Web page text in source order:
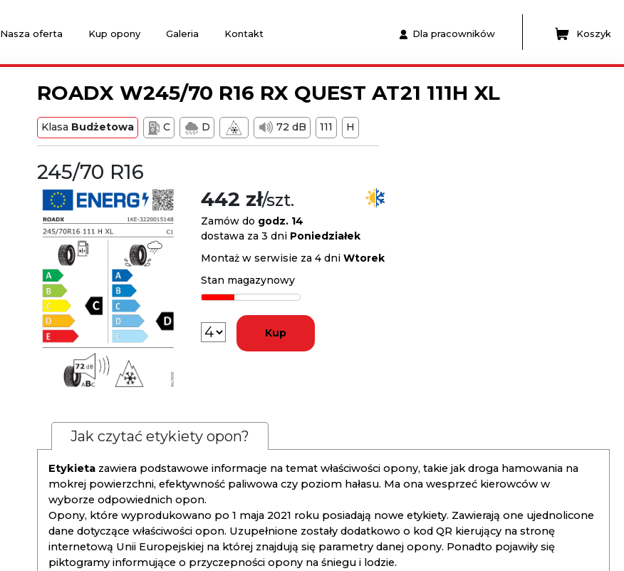
Nasza oferta Kup opony Galeria Kontakt Dla pracowników Koszyk
ROADX W245/70 R16 RX QUEST AT21 111H XL
Klasa Budżetowa C D 72 dB 111 H
245/70 R16
442 zł/szt.
Zamów do godz. 14
dostawa za 3 dni Poniedziałek
Montaż w serwisie za 4 dni Wtorek
Stan magazynowy
Kup
Jak czytać etykiety opon?
Etykieta zawiera podstawowe informacje na temat właściwości opony, takie jak droga hamowania na
mokrej powierzchni, efektywność paliwowa czy poziom hałasu. Ma ona wesprzeć kierowców w
wyborze odpowiednich opon.
Opony, które wyprodukowano po 1 maja 2021 roku posiadają nowe etykiety. Zawierają one ujednolicone
dane dotyczące właściwości opon. Uzupełnione zostały dodatkowo o kod QR kierujący na stronę
internetową Unii Europejskiej na której znajdują się parametry danej opony. Ponadto pojawiły się
piktogramy informujące o przyczepności opony na śniegu i lodzie.